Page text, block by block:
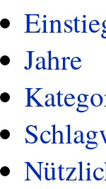
Jahre